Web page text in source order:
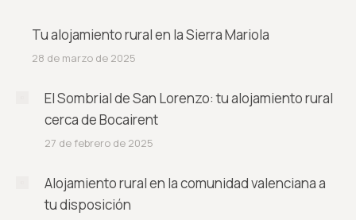
Tu alojamiento rural en la Sierra Mariola
28 de marzo de 2025
El Sombrial de San Lorenzo: tu alojamiento rural
cerca de Bocairent
27 de febrero de 2025
Alojamiento rural en la comunidad valenciana a
tu disposición